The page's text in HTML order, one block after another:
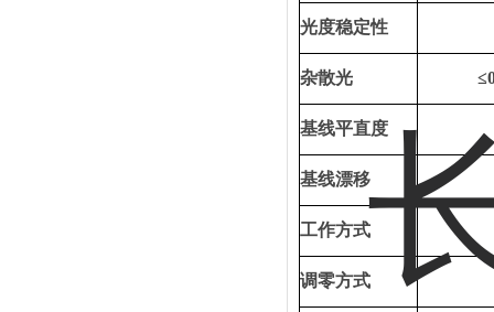
光度稳定性
杂散光 ≤
基线平直度
基线漂移
工作方式
调零方式